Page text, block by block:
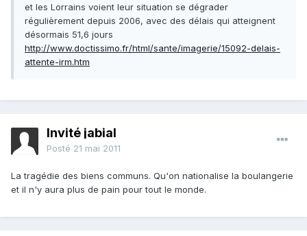
et les Lorrains voient leur situation se dégrader
régulièrement depuis 2006, avec des délais qui atteignent
désormais 51,6 jours
http://www.doctissimo.fr/html/sante/imagerie/15092-delais-
attente-irm.htm
Invité jabial
Posté 21 mai 2011
La tragédie des biens communs. Qu'on nationalise la boulangerie
et il n'y aura plus de pain pour tout le monde.